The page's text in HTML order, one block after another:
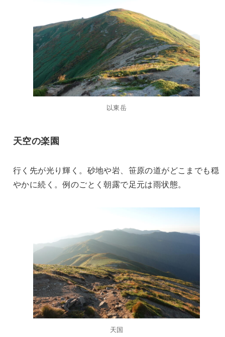
以東岳
天空の楽園
行く先が光り輝く。砂地や岩、笹原の道がどこまでも穏
やかに続く。例のごとく朝露で足元は雨状態。
天国